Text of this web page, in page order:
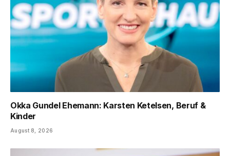
Okka Gundel Ehemann: Karsten Ketelsen, Beruf &
Kinder
August 8, 2026